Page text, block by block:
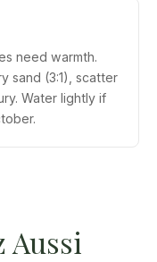
need warmth.
sand (3:1), scatter
Water lightly if
Aussi